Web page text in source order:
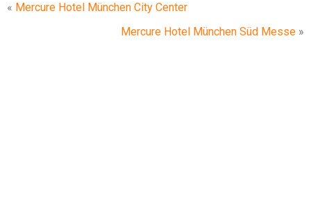
« Mercure Hotel München City Center
Mercure Hotel München Süd Messe »